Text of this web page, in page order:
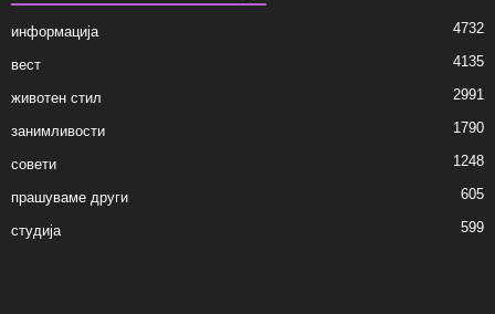
информација 4732
вест 4135
животен стил 2991
занимливости 1790
совети 1248
прашуваме други 605
студија 599